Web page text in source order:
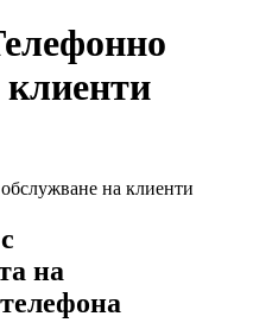
на клиенти
на